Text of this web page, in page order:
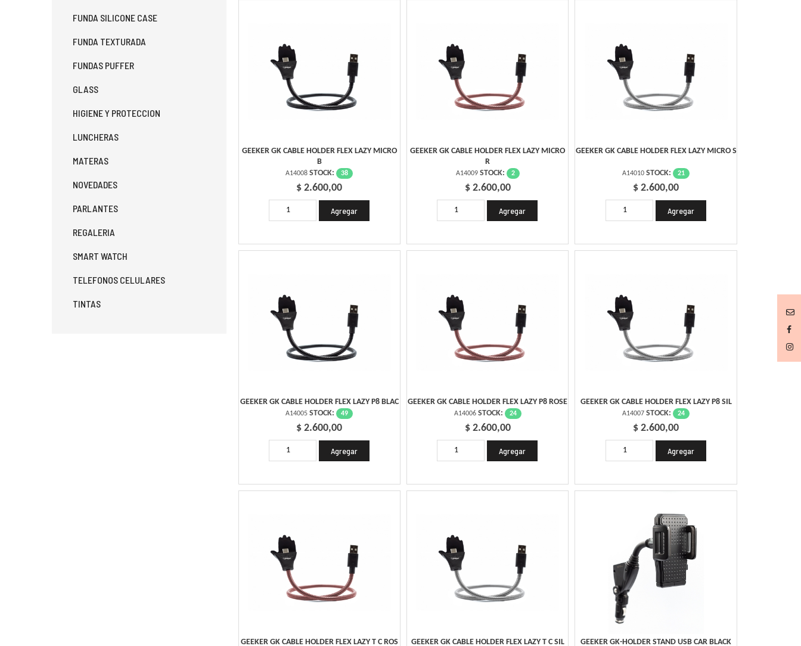
FUNDA SILICONE CASE
FUNDA TEXTURADA
FUNDAS PUFFER
GLASS
HIGIENE Y PROTECCION
LUNCHERAS
MATERAS
NOVEDADES
PARLANTES
REGALERIA
SMART WATCH
TELEFONOS CELULARES
TINTAS
GEEKER GK CABLE HOLDER FLEX LAZY MICRO
B
A14008STOCK: 38
$ 2.600,00
GEEKER GK CABLE HOLDER FLEX LAZY MICRO
R
A14009 STOCK: 2
$ 2.600,00
GEEKER GK CABLE HOLDER FLEX LAZY MICRO S
A14010STOCK: 21
$ 2.600,00
GEEKER GK CABLE HOLDER FLEX LAZY P8 BLAC
A14005STOCK: 49
$ 2.600,00
GEEKER GK CABLE HOLDER FLEX LAZY P8 ROSE
A14006 STOCK: 24
$ 2.600,00
GEEKER GK CABLE HOLDER FLEX LAZY P8 SIL
A14007STOCK: 24
$ 2.600,00
GEEKER GK CABLE HOLDER FLEX LAZY T C ROS GEEKER GK CABLE HOLDER FLEX LAZY T C SIL GEEKER GK-HOLDER STAND USB CAR BLACK